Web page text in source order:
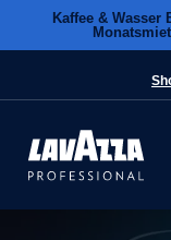
Kaffee & Wasser